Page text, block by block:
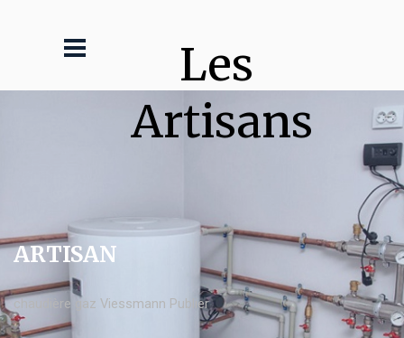
Les
Artisans
ARTISAN
chaudière gaz Viessmann Publier